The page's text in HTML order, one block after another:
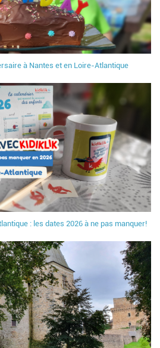
à Nantes et en Loire-Atlantique
: les dates 2026 à ne pas manquer!